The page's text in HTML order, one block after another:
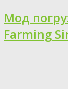
Мод
Farming